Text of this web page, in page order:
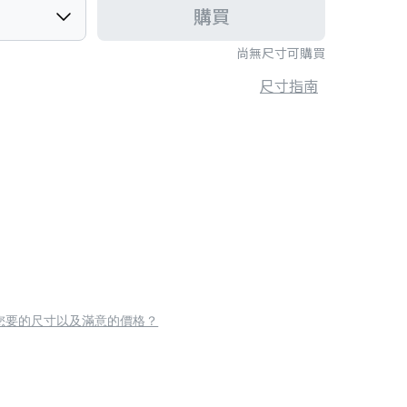
尚無尺寸可購買
購買
尺寸指南
要的尺寸以及滿意的價格？